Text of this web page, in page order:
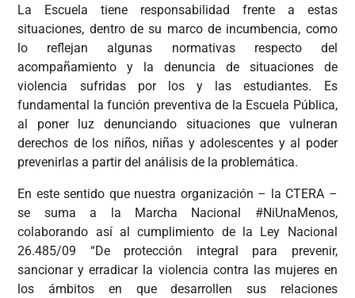
La Escuela tiene responsabilidad frente a estas
situaciones, dentro de su marco de incumbencia, como
lo reflejan algunas normativas respecto del
acompañamiento y la denuncia de situaciones de
violencia sufridas por los y las estudiantes. Es
fundamental la función preventiva de la Escuela Pública,
al poner luz denunciando situaciones que vulneran
derechos de los niños, niñas y adolescentes y al poder
prevenirlas a partir del análisis de la problemática.
En este sentido que nuestra organización – la CTERA –
se suma a la Marcha Nacional #NiUnaMenos,
colaborando así al cumplimiento de la Ley Nacional
26.485/09 “De protección integral para prevenir,
sancionar y erradicar la violencia contra las mujeres en
los ámbitos en que desarrollen sus relaciones